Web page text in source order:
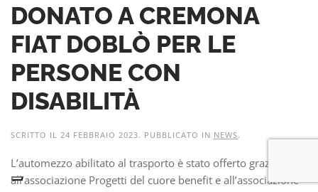
DONATO A CREMONA
FIAT DOBLÒ PER LE
PERSONE CON
DISABILITÀ
SCRITTO IL 24 FEBBRAIO 2023. PUBBLICATO IN NEWS.
L’automezzo abilitato al trasporto è stato offerto grazie
all’associazione Progetti del cuore benefit e all’associazione